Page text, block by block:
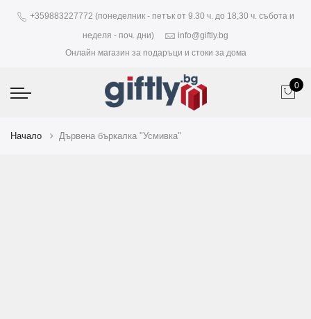
+359883227772 (понеделник - петък от 9.30 ч. до 18,30 ч. събота и
неделя - поч. дни)
info@giftly.bg
Онлайн магазин за подаръци и стоки за дома
0
Начало Дървена бъркалка "Усмивка"